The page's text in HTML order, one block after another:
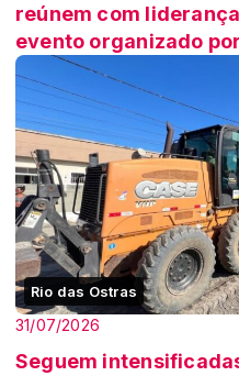
reúnem com
evento organizado
Rio das Ostras
31/07/2026
Seguem